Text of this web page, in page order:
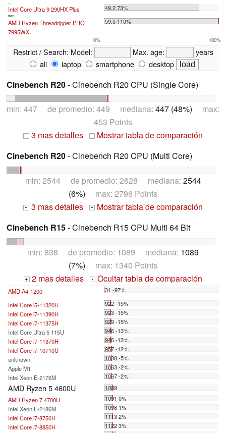
Intel Core Ultra 9 290HX Plus 49.2 73%
max:
AMD Ryzen Threadripper PRO
7995WX
59.5 110%
0% 100%
Restrict / Search: Model: Max. age:
years
all
laptop smartphone desktop
Cinebench R20- Cinebench R20 CPU (Single Core)
min: 447 de promedio: 449 mediana: 447 (48%) max:
453 Points
+ 3 mas detalles +
Mostrar tabla de comparación
Cinebench R20- Cinebench R20 CPU (Multi Core)
min: 2544 de promedio: 2628 mediana: 2544
(6%) max: 2796 Points
+ 3 mas detalles +
Mostrar tabla de comparación
Cinebench R15- Cinebench R15 CPU Multi 64 Bit
min: 838 de promedio: 1089 mediana: 1089
(7%) max: 1340 Points
+ 2 mas detalles - Ocultar tabla de comparación
AMD A4-1200 31 -97%
...
Intel Core i5-11320H
922 -15%
Intel Core i7-11390H
923 -15%
Intel Core i7-11375H
929 -15%
Intel Core Ultra 5 115U
946 -13%
Intel Core i7-11370H
946 -13%
Intel Core i7-10710U
957 -12%
unknown
1038 -5%
Apple M1
1063 -2%
Intel Xeon E-2176M
1067 -2%
AMD Ryzen 5 4600U
1089
AMD Ryzen 7 4700U
1091 0%
Intel Xeon E-2186M
1098 1%
Intel Core i7-8750H
1113 2%
Intel Core i7-8850H
1122 3%